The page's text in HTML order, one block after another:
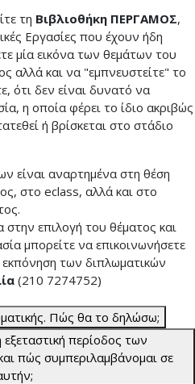
τη Βιβλιοθήκη ΠΕΡΓΑΜΟΣ,
Εργασίες που έχουν ήδη
μία εικόνα των θεμάτων του
αλλά και να "εμπνευστείτε" το
ότι δεν είναι δυνατό να
η οποία φέρει το ίδιο ακριβώς
ή βρίσκεται στο στάδιο
είναι αναρτημένα στη θέση
στο eclass, αλλά και στο
στην επιλογή του θέματος και
μπορείτε να επικοινωνήσετε
των διπλωματικών
(210 7274752)
Πώς θα το δηλώσω;
περίοδος των
πώς συμπεριλαμβάνομαι σε